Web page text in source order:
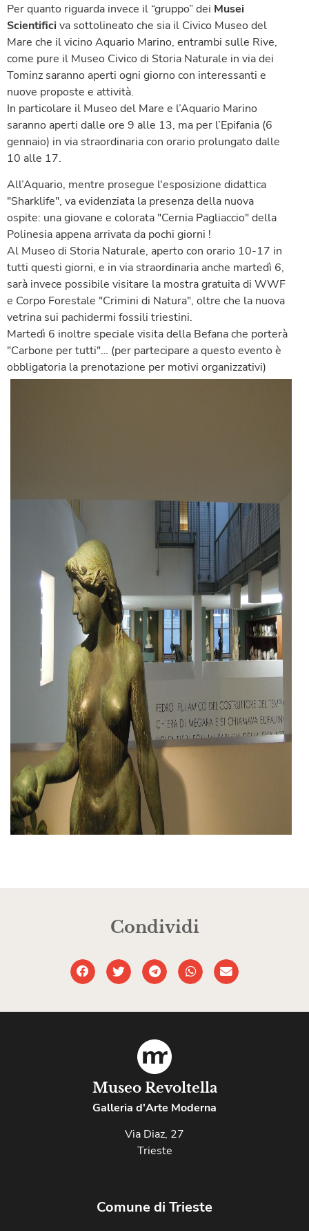
Per quanto riguarda invece il “gruppo” dei Musei
Scientificiva sottolineato che sia il Civico Museo del
Mare che il vicino Aquario Marino, entrambi sulle Rive,
come pure il Museo Civico di Storia Naturale in via dei
Tominz saranno aperti ogni giorno con interessanti e
nuove proposte e attività.
In particolare il Museo del Mare e l’Aquario Marino
saranno aperti dalle ore 9 alle 13, ma per l’Epifania (6
gennaio) in via straordinaria con orario prolungato dalle
10 alle 17.
All’Aquario, mentre prosegue l'esposizione didattica
"Sharklife", va evidenziata la presenza della nuova
ospite: una giovane e colorata "Cernia Pagliaccio" della
Polinesia appena arrivata da pochi giorni !
Al Museo di Storia Naturale, aperto con orario 10-17 in
tutti questi giorni, e in via straordinaria anche martedì 6,
sarà invece possibile visitare la mostra gratuita di WWF
e Corpo Forestale "Crimini di Natura", oltre che la nuova
vetrina sui pachidermi fossili triestini.
Martedì 6 inoltre speciale visita della Befana che porterà
"Carbone per tutti"… (per partecipare a questo evento è
obbligatoria la prenotazione per motivi organizzativi)
Condividi
Museo Revoltella
Galleria d'Arte Moderna
Via Diaz, 27
Trieste
Comune di Trieste